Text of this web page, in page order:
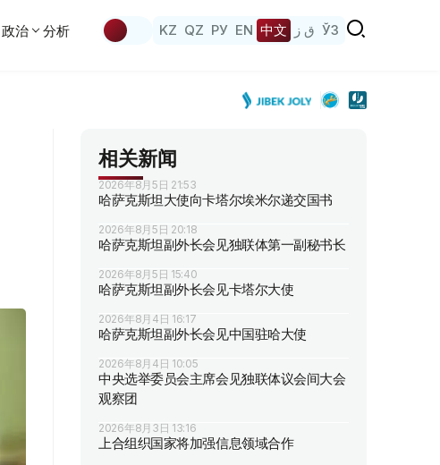
政治 分析 KZ QZ РУ EN 中文 ق ز ЎЗ
相关新闻
2026年8月5日 21:53
哈萨克斯坦大使向卡塔尔埃米尔递交国书
2026年8月5日 20:18
哈萨克斯坦副外长会见独联体第一副秘书长
2026年8月5日 15:40
哈萨克斯坦副外长会见卡塔尔大使
2026年8月4日 16:17
哈萨克斯坦副外长会见中国驻哈大使
2026年8月4日 10:05
中央选举委员会主席会见独联体议会间大会
观察团
2026年8月3日 13:16
上合组织国家将加强信息领域合作